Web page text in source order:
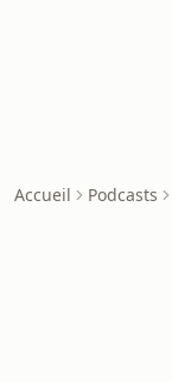
Accueil Podcasts